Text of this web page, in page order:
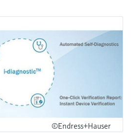
©Endress+Hauser